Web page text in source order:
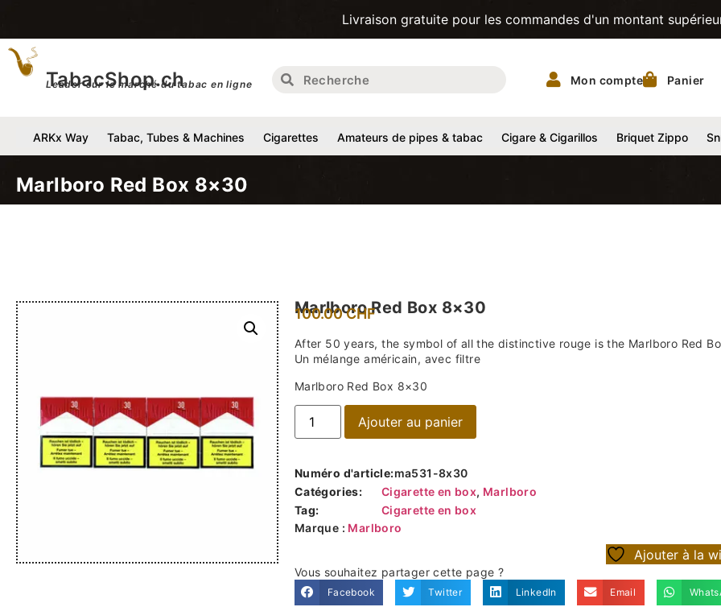
Livraison gratuite pour les commandes d'un montant supérieur à
TabacShop.ch
Leader sur le marché du tabac en ligne Mon compte Panier
ARKx Way Tabac, Tubes & Machines Cigarettes Amateurs de pipes & tabac Cigare & Cigarillos Briquet Zippo
Marlboro Red Box 8×30
Marlboro Red Box 8×30
100.00CHF
After 50 years, the symbol of all the distinctive rouge is the Marlboro Red
Un mélange américain, avec filtre
Marlboro Red Box 8×30
Ajouter au panier
Numéro d'article:ma531-8x30
Catégories:
Cigarette en box, Marlboro
Tag:
Cigarette en box
Marque : Marlboro
Ajouter à la
Vous souhaitez partager cette page ?
Facebook Twitter LinkedIn Email